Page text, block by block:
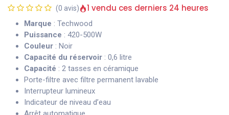
(0 avis) 1 vendu ces derniers 24 heures
Marque : Techwood
Puissance : 420-500W
Couleur : Noir
Capacité du réservoir : 0,6 litre
Capacité : 2 tasses en céramique
Porte-filtre avec filtre permanent lavable
Interrupteur lumineux
Indicateur de niveau d’eau